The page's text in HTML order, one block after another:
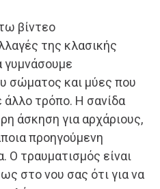
βίντεο
της κλασικής
γυμνάσουμε
σώματος και μύες που
άλλο τρόπο. Η σανίδα
άσκηση για αρχάριους,
προηγούμενη
Ο τραυματισμός είναι
στο νου σας ότι για να